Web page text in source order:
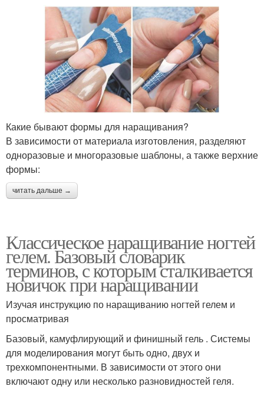
Какие бывают формы для наращивания?
В зависимости от материала изготовления, разделяют
одноразовые и многоразовые шаблоны, а также верхние
формы:
читать дальше →
Классическое наращивание ногтей
гелем. Базовый словарик
терминов, с которым сталкивается
новичок при наращивании
Изучая инструкцию по наращиванию ногтей гелем и
просматривая
Базовый, камуфлирующий и финишный гель . Системы
для моделирования могут быть одно, двух и
трехкомпонентными. В зависимости от этого они
включают одну или несколько разновидностей геля.